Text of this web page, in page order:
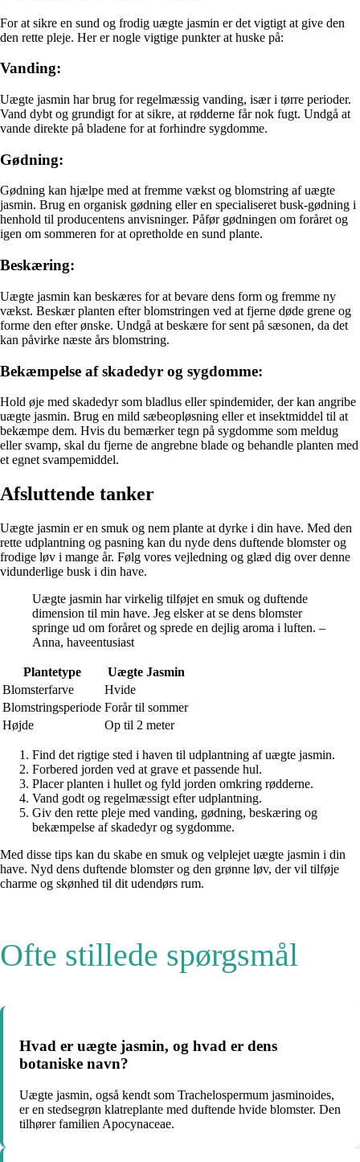
For at sikre en sund og frodig uægte jasmin er det vigtigt at give den
den rette pleje. Her er nogle vigtige punkter at huske på:
Vanding:
Uægte jasmin har brug for regelmæssig vanding, især i tørre perioder.
Vand dybt og grundigt for at sikre, at rødderne får nok fugt. Undgå at
vande direkte på bladene for at forhindre sygdomme.
Gødning:
Gødning kan hjælpe med at fremme vækst og blomstring af uægte
jasmin. Brug en organisk gødning eller en specialiseret busk-gødning i
henhold til producentens anvisninger. Påfør gødningen om foråret og
igen om sommeren for at opretholde en sund plante.
Beskæring:
Uægte jasmin kan beskæres for at bevare dens form og fremme ny
vækst. Beskær planten efter blomstringen ved at fjerne døde grene og
forme den efter ønske. Undgå at beskære for sent på sæsonen, da det
kan påvirke næste års blomstring.
Bekæmpelse af skadedyr og sygdomme:
Hold øje med skadedyr som bladlus eller spindemider, der kan angribe
uægte jasmin. Brug en mild sæbeopløsning eller et insektmiddel til at
bekæmpe dem. Hvis du bemærker tegn på sygdomme som meldug
eller svamp, skal du fjerne de angrebne blade og behandle planten med
et egnet svampemiddel.
Afsluttende tanker
Uægte jasmin er en smuk og nem plante at dyrke i din have. Med den
rette udplantning og pasning kan du nyde dens duftende blomster og
frodige løv i mange år. Følg vores vejledning og glæd dig over denne
vidunderlige busk i din have.
Uægte jasmin har virkelig tilføjet en smuk og duftende
dimension til min have. Jeg elsker at se dens blomster
springe ud om foråret og sprede en dejlig aroma i luften. –
Anna, haveentusiast
Plantetype
Uægte Jasmin
Blomsterfarve
Hvide
Blomstringsperiode Forår til sommer
Højde
Op til 2 meter
Find det rigtige sted i haven til udplantning af uægte jasmin.
Forbered jorden ved at grave et passende hul.
Placer planten i hullet og fyld jorden omkring rødderne.
Vand godt og regelmæssigt efter udplantning.
Giv den rette pleje med vanding, gødning, beskæring og
bekæmpelse af skadedyr og sygdomme.
Med disse tips kan du skabe en smuk og velplejet uægte jasmin i din
have. Nyd dens duftende blomster og den grønne løv, der vil tilføje
charme og skønhed til dit udendørs rum.
Ofte stillede spørgsmål
Hvad er uægte jasmin, og hvad er dens
botaniske navn?
Uægte jasmin, også kendt som Trachelospermum jasminoides,
er en stedsegrøn klatreplante med duftende hvide blomster. Den
tilhører familien Apocynaceae.